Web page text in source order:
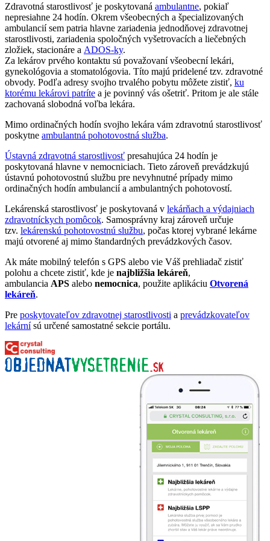
Zdravotná starostlivosť je poskytovaná ambulantne, pokiaľ
nepresiahne 24 hodín. Okrem všeobecných a špecializovaných
ambulancií sem patria hlavne zariadenia jednodňovej zdravotnej
starostlivosti, zariadenia spoločných vyšetrovacích a liečebných
zložiek, stacionáre a ADOS-ky.
Za lekárov prvého kontaktu sú považovaní všeobecní lekári,
gynekológovia a stomatológovia. Títo majú pridelené tzv. zdravotné
obvody. Podľa adresy svojho trvalého pobytu môžete zistiť, ku
ktorému lekárovi patríte a je povinný vás ošetriť. Pritom je ale stále
zachovaná slobodná voľba lekára.
Mimo ordinačných hodín svojho lekára vám zdravotnú starostlivosť
poskytne ambulantná pohotovostná služba.
Ústavná zdravotná starostlivosť presahujúca 24 hodín je
poskytovaná hlavne v nemocniciach. Tieto zároveň prevádzkujú
ústavnú pohotovostnú službu pre nevyhnutné prípady mimo
ordinačných hodín ambulancií a ambulantných pohotovostí.
Lekárenská starostlivosť je poskytovaná v lekárňach a výdajniach
zdravotníckych pomôcok. Samosprávny kraj zároveň určuje
tzv. lekárenskú pohotovostnú službu, počas ktorej vybrané lekárne
majú otvorené aj mimo štandardných prevádzkových časov.
Ak máte mobilný telefón s GPS alebo vie Váš prehliadač zistiť
polohu a chcete zistiť, kde je najbližšia lekáreň,
ambulancia APS alebo nemocnica, použite aplikáciu Otvorená
lekáreň.
Pre poskytovateľov zdravotnej starostlivosti a prevádzkovateľov
lekárnísú určené samostatné sekcie portálu.